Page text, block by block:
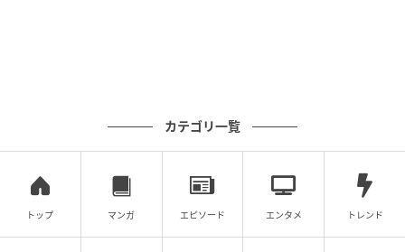
今回の調査からは、出産や子育てに対する経済的不安
が、多くの家庭の選択に影響していることが見えてき
ました。
カテゴリ一覧
トップ マンガ エピソード エンタメ トレンド